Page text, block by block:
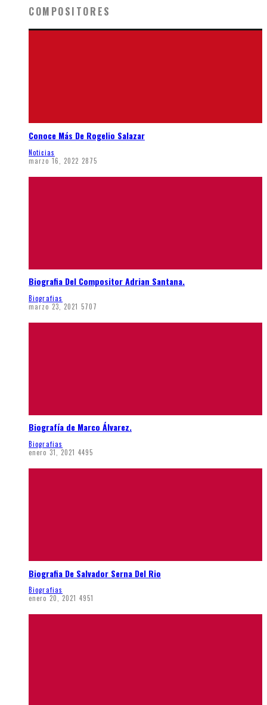
COMPOSITORES
Conoce Más De Rogelio Salazar
Noticias
marzo 16, 2022 2875
Biografia Del Compositor Adrian Santana.
Biografias
marzo 23, 2021 5707
Biografía de Marco Álvarez.
Biografias
enero 31, 2021 4495
Biografia De Salvador Serna Del Rio
Biografias
enero 20, 2021 4951